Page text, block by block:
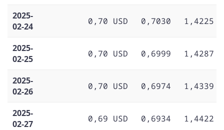
2025-
02-24
0,70 USD 0,7030 1,4225
2025-
02-25
0,70 USD 0,6999 1,4287
2025-
02-26
0,70 USD 0,6974 1,4339
2025-
02-27
0,69 USD 0,6934 1,4422